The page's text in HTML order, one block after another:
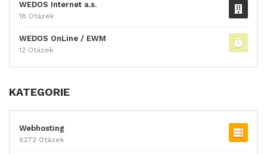
WEDOS Internet a.s.
18 Otázek
WEDOS OnLine / EWM
12 Otázek
KATEGORIE
Webhosting
6272 Otázek